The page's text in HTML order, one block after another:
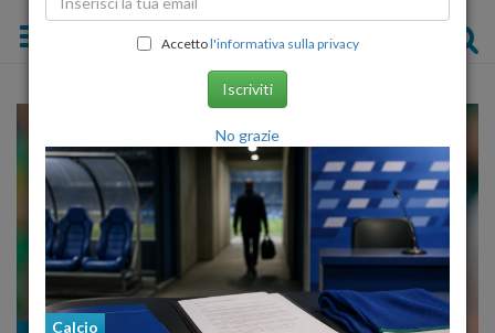
Toggle navigation
Accettol'informativa sulla privacy
Iscriviti
No grazie
Calcio